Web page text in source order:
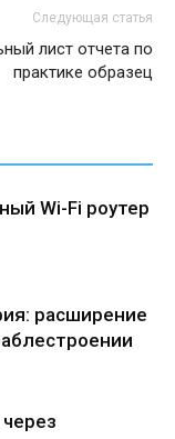
Следующая статья
лист отчета по
практике образец
Wi-Fi роутер
расширение